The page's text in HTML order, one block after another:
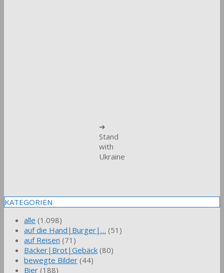
➜
Stand
with
Ukraine
KATEGORIEN
alle (1.098)
auf die Hand|Burger|… (51)
auf Reisen (71)
Bäcker|Brot|Gebäck (80)
bewegte Bilder (44)
Bier (188)